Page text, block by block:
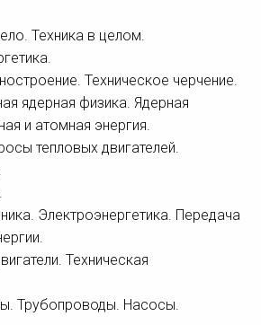
Техника в целом.
Техническое черчение.
ядерная физика. Ядерная
и атомная энергия.
тепловых двигателей.
Электроэнергетика. Передача
Техническая
Трубопроводы. Насосы.